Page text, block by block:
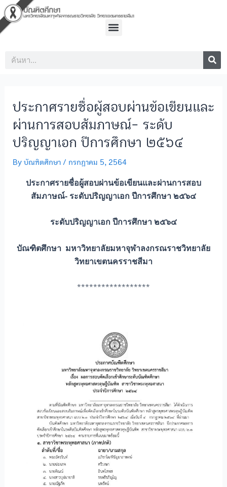
Skip
to
content
Menu
Search
ประกาศรายชื่อผู้สอบผ่านข้อเขียนและ
ผ่านการสอบสัมภาษณ์- ระดับ
ปริญญาเอก ปีการศึกษา ๒๕๖๔
By บัณฑิตศึกษา / กรกฎาคม 5, 2564
ประกาศรายชื่อผู้สอบผ่านข้อเขียนและผ่านการสอบ
สัมภาษณ์- ระดับปริญญาเอก ปีการศึกษา ๒๕๖๔
ระดับปริญญาเอก ปีการศึกษา ๒๕๖๔
บัณฑิตศึกษา มหาวิทยาลัยมหาจุฬาลงกรณราชวิทยาลัย
วิทยาเขตนครราชสีมา
******************
Post
navigation